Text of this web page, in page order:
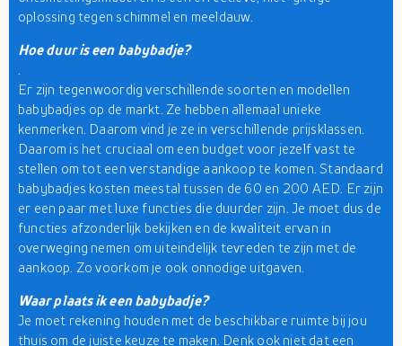
oplossing tegen schimmel en meeldauw.
Hoe duur is een babybadje?
Er zijn tegenwoordig verschillende soorten en modellen
babybadjes op de markt. Ze hebben allemaal unieke
kenmerken. Daarom vind je ze in verschillende prijsklassen.
Daarom is het cruciaal om een budget voor jezelf vast te
stellen om tot een verstandige aankoop te komen. Standaard
babybadjes kosten meestal tussen de 60 en 200 AED. Er zijn
er een paar met luxe functies die duurder zijn. Je moet dus de
functies afzonderlijk bekijken en de kwaliteit ervan in
overweging nemen om uiteindelijk tevreden te zijn met de
aankoop. Zo voorkom je ook onnodige uitgaven.
Waar plaats ik een babybadje?
Je moet rekening houden met de beschikbare ruimte bij jou
thuis om de juiste keuze te maken. Denk ook niet dat een